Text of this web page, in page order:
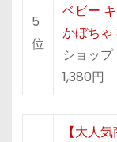
5
位
ベビー
かぼち
ショップ
1,380円
【大人